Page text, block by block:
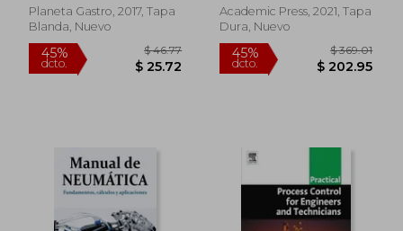
Planeta Gastro, 2017, Tapa
Blanda, Nuevo
45%
dcto.
Academic Press, 2021, Tapa
Dura, Nuevo